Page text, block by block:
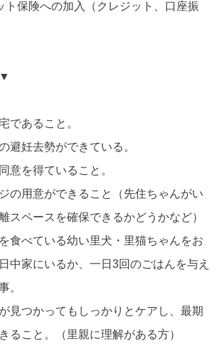
ト保険への加入（クレジット、口座振
であること。
避妊去勢ができている。
意を得ていること。
の用意ができること（先住ちゃんがい
スペースを確保できるかどうかなど）
食べている幼い里犬・里猫ちゃんをお
中家にいるか、一日3回のごはんを与え
。
見つかってもしっかりとケアし、最期
ること。（里親に理解がある方）